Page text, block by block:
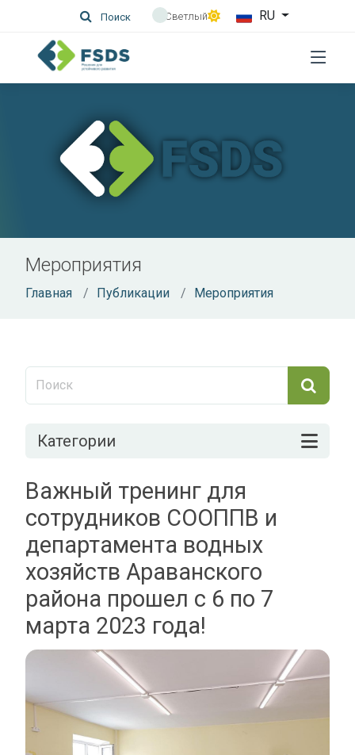
Поиск Светлый RU
Мероприятия
Главная Публикации Мероприятия
Категории
Важный тренинг для
сотрудников СООППВ и
департамента водных
хозяйств Араванского
района прошел с 6 по 7
марта 2023 года!